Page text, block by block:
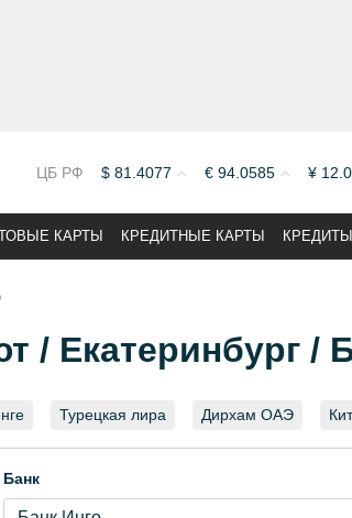
ЦБ РФ $ 81.4077 € 94.0585 ¥
КАРТЫ КРЕДИТНЫЕ КАРТЫ КРЕДИТЫ
/ Екатеринбург /
Турецкая лира Дирхам ОАЭ
Банк